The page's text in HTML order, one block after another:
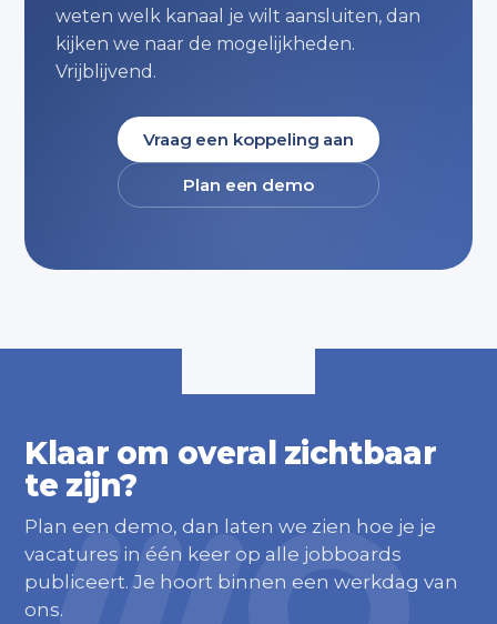
weten welk kanaal je wilt aansluiten, dan
kijken we naar de mogelijkheden.
Vrijblijvend.
Vraag een koppeling aan
Plan een demo
Klaar om overal zichtbaar
te zijn?
Plan een demo, dan laten we zien hoe je je
vacatures in één keer op alle jobboards
publiceert. Je hoort binnen een werkdag van
ons.